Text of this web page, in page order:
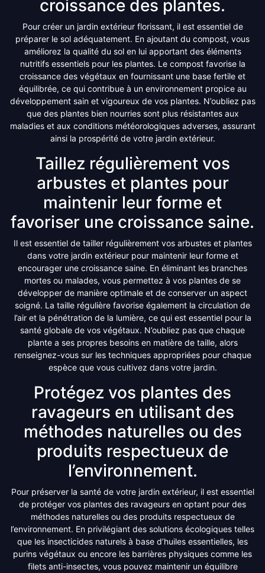
croissance des plantes.
Pour créer un jardin extérieur florissant, il est essentiel de
préparer le sol adéquatement. En ajoutant du compost, vous
améliorez la qualité du sol en lui apportant des éléments
nutritifs essentiels pour les plantes. Le compost favorise la
croissance des végétaux en fournissant une base fertile et
équilibrée, ce qui contribue à un environnement propice au
développement sain et vigoureux de vos plantes. N’oubliez pas
que des plantes bien nourries sont plus résistantes aux
maladies et aux conditions météorologiques adverses, assurant
ainsi la prospérité de votre jardin extérieur.
Taillez régulièrement vos
arbustes et plantes pour
maintenir leur forme et
favoriser une croissance saine.
Il est essentiel de tailler régulièrement vos arbustes et plantes
dans votre jardin extérieur pour maintenir leur forme et
encourager une croissance saine. En éliminant les branches
mortes ou malades, vous permettez à vos plantes de se
développer de manière optimale et de conserver un aspect
soigné. La taille régulière favorise également la circulation de
l’air et la pénétration de la lumière, ce qui est essentiel pour la
santé globale de vos végétaux. N’oubliez pas que chaque
plante a ses propres besoins en matière de taille, alors
renseignez-vous sur les techniques appropriées pour chaque
espèce que vous cultivez dans votre jardin.
Protégez vos plantes des
ravageurs en utilisant des
méthodes naturelles ou des
produits respectueux de
l’environnement.
Pour préserver la santé de votre jardin extérieur, il est essentiel
de protéger vos plantes des ravageurs en optant pour des
méthodes naturelles ou des produits respectueux de
l’environnement. En privilégiant des solutions écologiques telles
que les insecticides naturels à base d’huiles essentielles, les
purins végétaux ou encore les barrières physiques comme les
filets anti-insectes, vous pouvez maintenir un équilibre